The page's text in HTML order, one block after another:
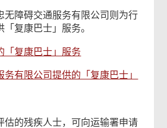
无障碍交通服务有限公司则为行
复康巴士」服务。
「复康巴士」服务
有限公司提供的「复康巴士」
估的残疾人士，可向运输署申请